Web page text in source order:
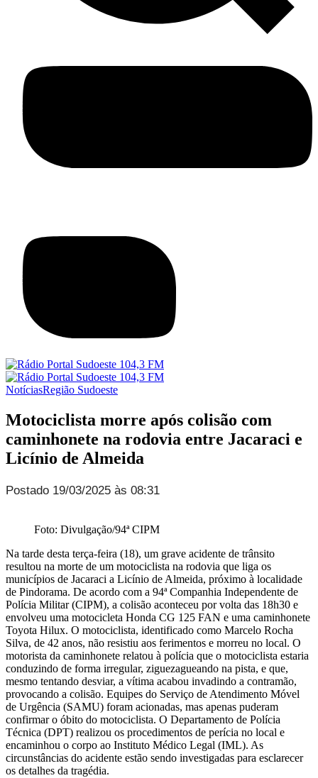
NotíciasRegião Sudoeste
Motociclista morre após colisão com
caminhonete na rodovia entre Jacaraci e
Licínio de Almeida
Postado 19/03/2025 às 08:31
Foto: Divulgação/94ª CIPM
Na tarde desta terça-feira (18), um grave acidente de trânsito
resultou na morte de um motociclista na rodovia que liga os
municípios de Jacaraci a Licínio de Almeida, próximo à localidade
de Pindorama. De acordo com a 94ª Companhia Independente de
Polícia Militar (CIPM), a colisão aconteceu por volta das 18h30 e
envolveu uma motocicleta Honda CG 125 FAN e uma caminhonete
Toyota Hilux. O motociclista, identificado como Marcelo Rocha
Silva, de 42 anos, não resistiu aos ferimentos e morreu no local. O
motorista da caminhonete relatou à polícia que o motociclista estaria
conduzindo de forma irregular, ziguezagueando na pista, e que,
mesmo tentando desviar, a vítima acabou invadindo a contramão,
provocando a colisão. Equipes do Serviço de Atendimento Móvel
de Urgência (SAMU) foram acionadas, mas apenas puderam
confirmar o óbito do motociclista. O Departamento de Polícia
Técnica (DPT) realizou os procedimentos de perícia no local e
encaminhou o corpo ao Instituto Médico Legal (IML). As
circunstâncias do acidente estão sendo investigadas para esclarecer
os detalhes da tragédia.